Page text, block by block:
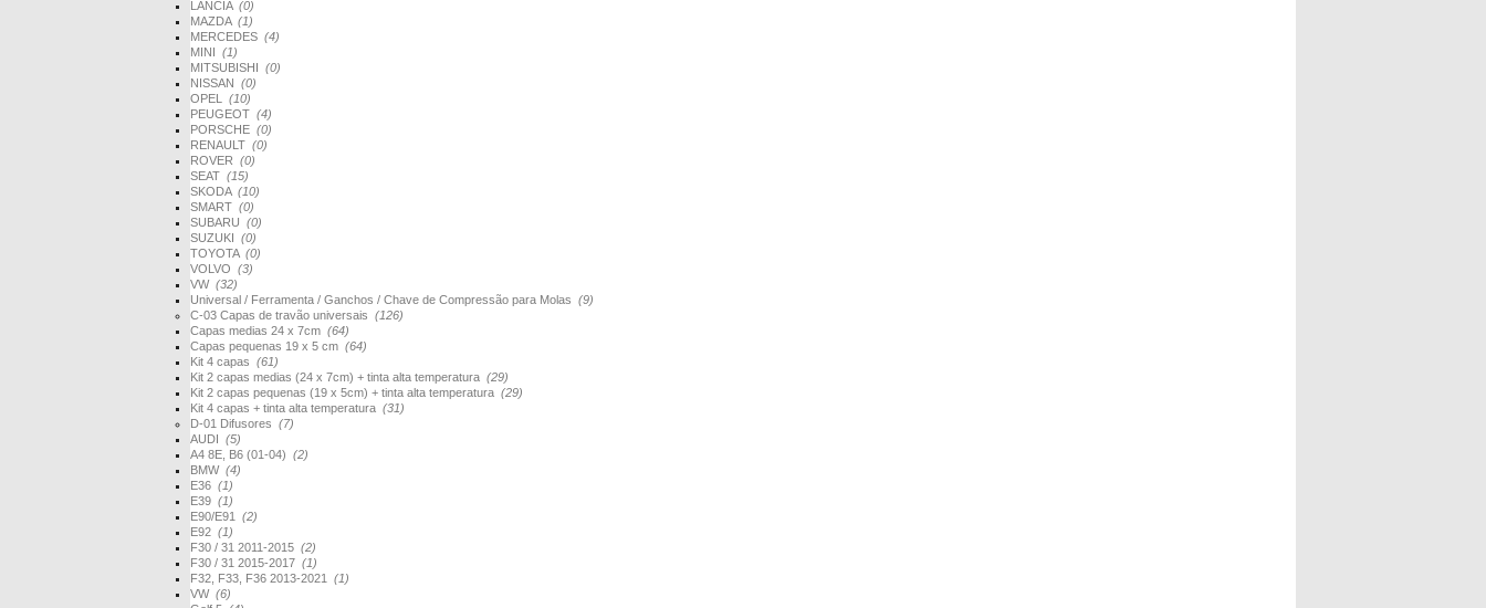
LANCIA (0)
MAZDA (1)
MERCEDES (4)
MINI (1)
MITSUBISHI (0)
NISSAN (0)
OPEL (10)
PEUGEOT (4)
PORSCHE (0)
RENAULT (0)
ROVER (0)
SEAT (15)
SKODA (10)
SMART (0)
SUBARU (0)
SUZUKI (0)
TOYOTA (0)
VOLVO (3)
VW (32)
Universal / Ferramenta / Ganchos / Chave de Compressão para Molas (9)
C-03 Capas de travão universais (126)
Capas medias 24 x 7cm (64)
Capas pequenas 19 x 5 cm (64)
Kit 4 capas (61)
Kit 2 capas medias (24 x 7cm) + tinta alta temperatura (29)
Kit 2 capas pequenas (19 x 5cm) + tinta alta temperatura (29)
Kit 4 capas + tinta alta temperatura (31)
D-01 Difusores (7)
AUDI (5)
A4 8E, B6 (01-04) (2)
BMW (4)
E36 (1)
E39 (1)
E90/E91 (2)
E92 (1)
F30 / 31 2011-2015 (2)
F30 / 31 2015-2017 (1)
F32, F33, F36 2013-2021 (1)
VW (6)